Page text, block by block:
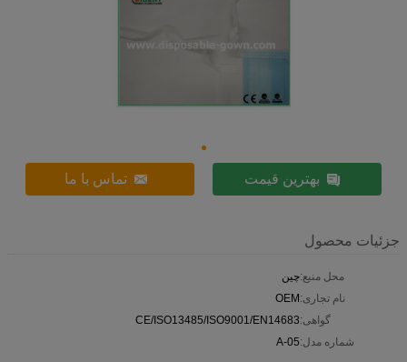
بهترین قیمت تماس با ما
جزئیات محصول
محل منبع:چین
نام تجاری:OEM
گواهی:CE/ISO13485/ISO9001/EN14683
شماره مدل:A-05